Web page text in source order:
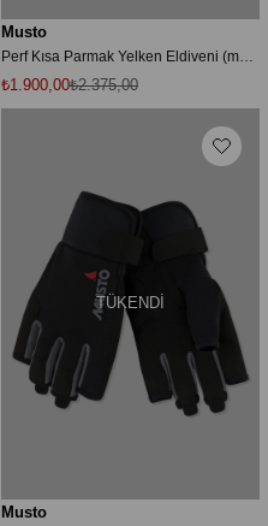
Musto
Perf Kısa Parmak Yelken Eldiveni (mus.augl005)
₺1.900,00₺2.375,00
TÜKENDI
Musto